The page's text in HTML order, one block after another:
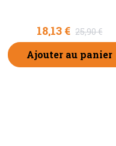
18,13 € 25,90 €
Ajouter au panier